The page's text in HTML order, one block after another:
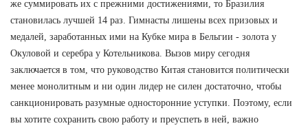
же суммировать их с прежними достижениями, то Бразилия
становилась лучшей 14 раз. Гимнасты лишены всех призовых и
медалей, заработанных ими на Кубке мира в Бельгии - золота у
Окуловой и серебра у Котельникова. Вызов миру сегодня
заключается в том, что руководство Китая становится политически
менее монолитным и ни один лидер не силен достаточно, чтобы
санкционировать разумные односторонние уступки. Поэтому, если
вы хотите сохранить свою работу и преуспеть в ней, важно